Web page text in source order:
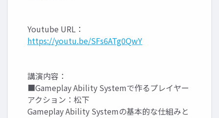
Youtube URL：
https://youtu.be/SFs6ATg0QwY
講演内容：
■Gameplay Ability Systemで作るプレイヤー
アクション：松下
Gameplay Ability Systemの基本的な仕組みと